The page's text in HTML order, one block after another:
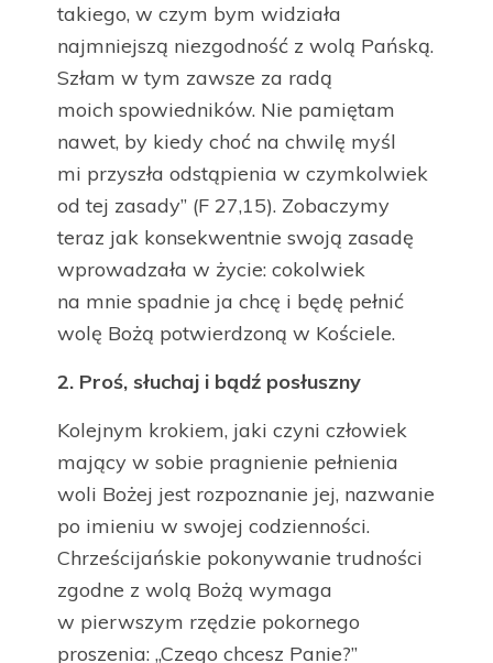
takiego, w czym bym widziała
najmniejszą niezgodność z wolą Pańską.
Szłam w tym zawsze za radą
moich spowiedników. Nie pamiętam
nawet, by kiedy choć na chwilę myśl
mi przyszła odstąpienia w czymkolwiek
od tej zasady” (F 27,15). Zobaczymy
teraz jak konsekwentnie swoją zasadę
wprowadzała w życie: cokolwiek
na mnie spadnie ja chcę i będę pełnić
wolę Bożą potwierdzoną w Kościele.
2. Proś, słuchaj i bądź posłuszny
Kolejnym krokiem, jaki czyni człowiek
mający w sobie pragnienie pełnienia
woli Bożej jest rozpoznanie jej, nazwanie
po imieniu w swojej codzienności.
Chrześcijańskie pokonywanie trudności
zgodne z wolą Bożą wymaga
w pierwszym rzędzie pokornego
proszenia: „Czego chcesz Panie?”